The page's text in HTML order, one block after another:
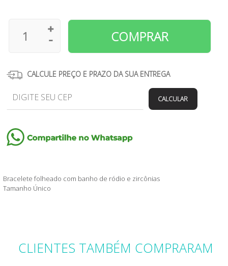
CALCULE PREÇO E PRAZO DA SUA ENTREGA
CALCULAR
Bracelete folheado com banho de ródio e zircônias
Tamanho Único
CLIENTES TAMBÉM COMPRARAM